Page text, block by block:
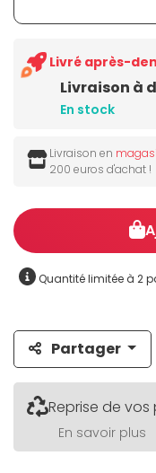
Livraison à
En stock
Livré après-
Livraison en
200 euros d'achat !
Quantité limitée à 2
Partager
Reprise de
En savoir plus